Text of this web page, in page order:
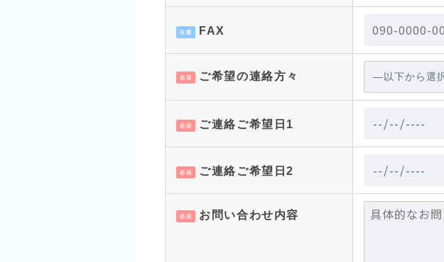
任意 FAX
必須 ご希望の連絡方々
必須 ご連絡ご希望日1
必須 ご連絡ご希望日2
必須 お問い合わせ内容